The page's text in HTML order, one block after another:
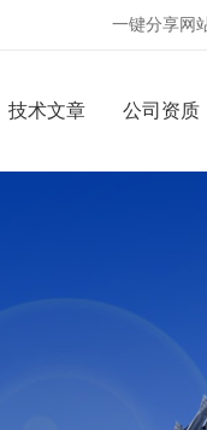
一键分享网
技术文章 公司资质